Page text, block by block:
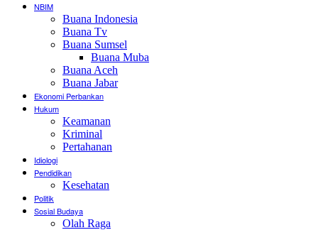
NBIM
Buana Indonesia
Buana Tv
Buana Sumsel
Buana Muba
Buana Aceh
Buana Jabar
Ekonomi Perbankan
Hukum
Keamanan
Kriminal
Pertahanan
Idiologi
Pendidikan
Kesehatan
Politik
Sosial Budaya
Olah Raga